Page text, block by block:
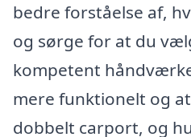
bedre forståelse af,
og sørge for at du
kompetent
mere funktionelt og
dobbelt carport, og